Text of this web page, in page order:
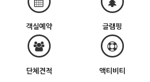
객실예약 글램핑
단체견적 액티비티